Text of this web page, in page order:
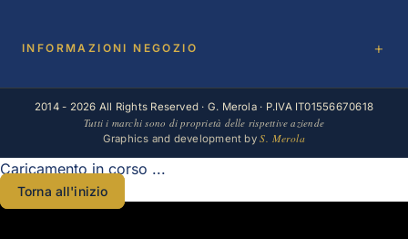
INFORMAZIONI NEGOZIO
2014 - 2026 All Rights Reserved · G. Merola · P.IVA IT01556670618
Tutti i marchi sono di proprietà delle rispettive aziende
Graphics and development byS. Merola
Caricamento in corso ...
Torna all'inizio